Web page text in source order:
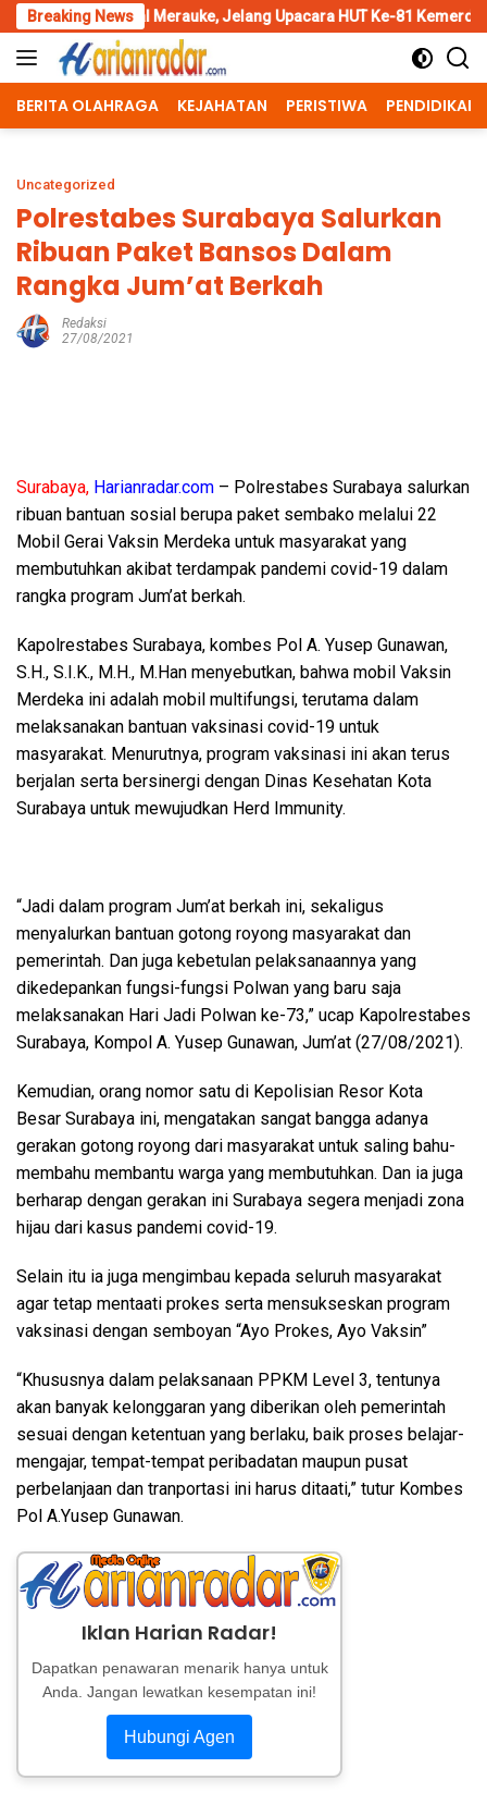
Skip
to
content
Breaking News
Jelang Upacara HUT Ke-81 Kemerdekaan RI
BERITA OLAHRAGA KEJAHATAN PERISTIWA PENDIDIKAN
Uncategorized
Polrestabes Surabaya Salurkan
Ribuan Paket Bansos Dalam
Rangka Jum’at Berkah
Redaksi
27/08/2021
Surabaya, Harianradar.com – Polrestabes Surabaya salurkan
ribuan bantuan sosial berupa paket sembako melalui 22
Mobil Gerai Vaksin Merdeka untuk masyarakat yang
membutuhkan akibat terdampak pandemi covid-19 dalam
rangka program Jum’at berkah.
Kapolrestabes Surabaya, kombes Pol A. Yusep Gunawan,
S.H., S.I.K., M.H., M.Han menyebutkan, bahwa mobil Vaksin
Merdeka ini adalah mobil multifungsi, terutama dalam
melaksanakan bantuan vaksinasi covid-19 untuk
masyarakat. Menurutnya, program vaksinasi ini akan terus
berjalan serta bersinergi dengan Dinas Kesehatan Kota
Surabaya untuk mewujudkan Herd Immunity.
“Jadi dalam program Jum’at berkah ini, sekaligus
menyalurkan bantuan gotong royong masyarakat dan
pemerintah. Dan juga kebetulan pelaksanaannya yang
dikedepankan fungsi-fungsi Polwan yang baru saja
melaksanakan Hari Jadi Polwan ke-73,” ucap Kapolrestabes
Surabaya, Kompol A. Yusep Gunawan, Jum’at (27/08/2021).
Kemudian, orang nomor satu di Kepolisian Resor Kota
Besar Surabaya ini, mengatakan sangat bangga adanya
gerakan gotong royong dari masyarakat untuk saling bahu-
membahu membantu warga yang membutuhkan. Dan ia juga
berharap dengan gerakan ini Surabaya segera menjadi zona
hijau dari kasus pandemi covid-19.
Selain itu ia juga mengimbau kepada seluruh masyarakat
agar tetap mentaati prokes serta mensukseskan program
vaksinasi dengan semboyan “Ayo Prokes, Ayo Vaksin”
“Khususnya dalam pelaksanaan PPKM Level 3, tentunya
akan banyak kelonggaran yang diberikan oleh pemerintah
sesuai dengan ketentuan yang berlaku, baik proses belajar-
mengajar, tempat-tempat peribadatan maupun pusat
perbelanjaan dan tranportasi ini harus ditaati,” tutur Kombes
Pol A.Yusep Gunawan.
Iklan Harian Radar!
Dapatkan penawaran menarik hanya untuk
Anda. Jangan lewatkan kesempatan ini!
Hubungi Agen